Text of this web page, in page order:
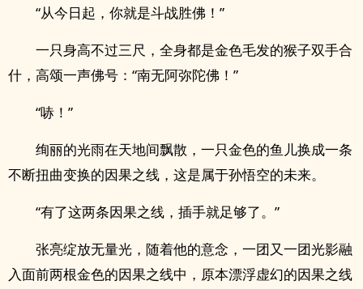
“从今日起，你就是斗战胜佛！”
一只身高不过三尺，全身都是金色毛发的猴子双手合
什，高颂一声佛号：“南无阿弥陀佛！”
“哧！”
绚丽的光雨在天地间飘散，一只金色的鱼儿换成一条
不断扭曲变换的因果之线，这是属于孙悟空的未来。
“有了这两条因果之线，插手就足够了。”
张亮绽放无量光，随着他的意念，一团又一团光影融
入面前两根金色的因果之线中，原本漂浮虚幻的因果之线